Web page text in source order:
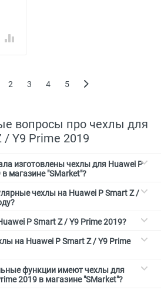
2 3 4 5
вопросы про чехлы для
/ Y9 Prime 2019
магазине "SMarket"?
P Smart Z / Y9 Prime 2019?
2019 в магазине "SMarket"?